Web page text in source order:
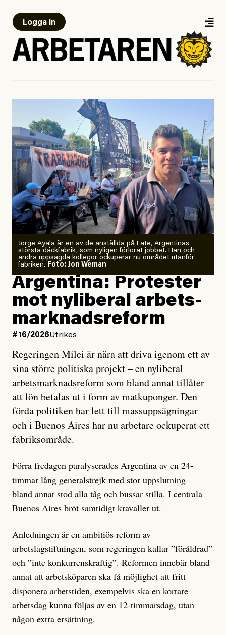
Logga in
Jorge Ayala är en av de anställda på Fate, Argentinas
största däckfabrik, som nyligen förlorat jobbet. Han och
andra uppsagda kollegor ockuperar nu området utanför
fabriken. Foto: Jon Weman
Argentina: Protester
mot ny­liberal arbets­
marknads­reform
#16/2026Utrikes
Regeringen Milei är nära att driva igenom ett av
sina större politiska projekt – en nyliberal
arbetsmarknadsreform som bland annat tillåter
att lön betalas ut i form av matkuponger. Den
förda politiken har lett till massuppsägningar
och i Buenos Aires har nu arbetare ockuperat ett
fabriksområde.
Förra fredagen paralyserades Argentina av en 24-
timmar lång generalstrejk med stor uppslutning –
bland annat stod alla tåg och bussar stilla. I centrala
Buenos Aires bröt samtidigt kravaller ut.
Anledningen är en ambitiös reform av
arbetslagstiftningen, som regeringen kallar ”föråldrad”
och ”inte konkurrenskraftig”. Reformen innebär bland
annat att arbetsköparen ska få möjlighet att fritt
disponera arbetstiden, exempelvis ska en kortare
arbetsdag kunna följas av en 12-timmarsdag, utan
någon extra ersättning.